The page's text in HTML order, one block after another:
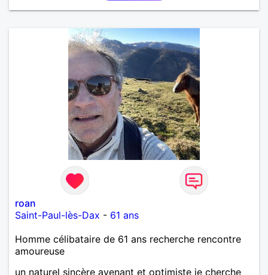
roan
Saint-Paul-lès-Dax - 61 ans
Homme célibataire de 61 ans recherche rencontre
amoureuse
un naturel sincère avenant et optimiste je cherche